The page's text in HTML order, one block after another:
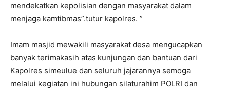
mendekatkan kepolisian dengan masyarakat dalam
menjaga kamtibmas”.tutur kapolres. ”
Imam masjid mewakili masyarakat desa mengucapkan
banyak terimakasih atas kunjungan dan bantuan dari
Kapolres simeulue dan seluruh jajarannya semoga
melalui kegiatan ini hubungan silaturahim POLRI dan